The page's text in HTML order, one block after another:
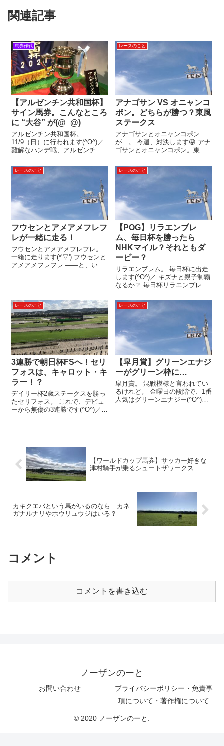
関連記事
馬券作戦
【アルゼンチン共和国杯】
サイン馬券。こんなところ
に “大谷” が(@_@)
アルゼンチン共和国杯。
11/9（日）に行われます(^O^)／
難解なハンデ戦、アルゼンチン
ラダリアなどの重賞ウィナー
は、近走不振で人気がありませ
ん。 逆に。 スティンガーグラス
やホーエリートなどの重賞未勝
利馬...
レースのこと
アナゴサン VS オニャンコ
ポン。どちらが勝つ？東風
ステークス
アナゴサンとオニャンコポン
が…。 今週、対決します😝 アナ
ゴサンとオニャンコポン。東風
は、3/16（日曜日）。 中山10レ
ース、東風ステークスです。 2頭
とも、近走は大敗続き。 あまり
人気はなさそう。 でも！ ...
レースのこと
フウセンとアメアメフレフ
レが一緒に走る！
フウセンとアメアメフレフレ。
一緒に走ります(*'▽') フウセンと
アメアメフレフレ ――と、いき
る？ なにかの童話のワンシ...
レースのこと
【POG】リラエンブレ
ム、毎日杯を勝ったら
NHKマイル？それともダ
ービー？
リラエンブレム。 毎日杯に出走
します(^O^)／ キズナと親子制覇
なるか？ 毎日杯リラエンブレム
馬戦 → シンザン記念を連勝中で
す。 シンザン記念では、アルテ
ヴェローチェ以下を一蹴！ アル
レースのこと
3連勝で朝日杯FSへ！セリ
フォスは、キャロット・キ
ラー！？
デイリー杯2歳ステークスを勝っ
たセリフォス。 これで、デビュ
ーから無傷の3連勝です(^O^)／
人気に支持されそう。 ...
レースのこと
【皐月賞】グリーンエナジ
ーがグリーン枠に…
皐月賞。 混戦模様と言われてい
るけれど。 金曜日の段階で、1番
人気はグリーンエナジー(^O^)／
【ワールドカップ馬券】サッカー好きな
津村騎手が乗るシュートザワークス
カキクエバという馬がいるのなら…カネ
ガナルナリやホウリュウジはいる？
コメント
コメントを書き込む
ノーザンのーと
お問い合わせ
プライバシーポリシー・免責事
項について・著作権について
© 2020 ノーザンのーと.